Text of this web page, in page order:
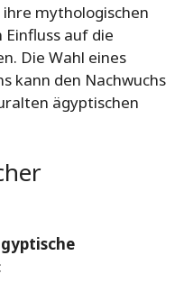
mythologischen
auf die
Die Wahl eines
kann den Nachwuchs
ägyptischen